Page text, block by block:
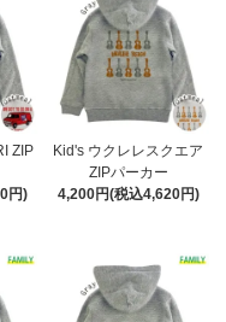
ZIP
円)
Kid's ウクレレスクエア
ZIPパーカー
4,200円(税込4,620円)